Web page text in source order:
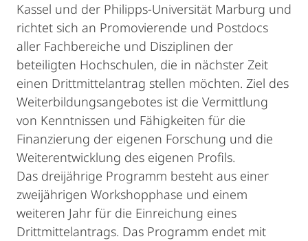
Kassel und der Philipps-Universität Marburg und
richtet sich an Promovierende und Postdocs
aller Fachbereiche und Disziplinen der
beteiligten Hochschulen, die in nächster Zeit
einen Drittmittelantrag stellen möchten. Ziel des
Weiterbildungsangebotes ist die Vermittlung
von Kenntnissen und Fähigkeiten für die
Finanzierung der eigenen Forschung und die
Weiterentwicklung des eigenen Profils.
Das dreijährige Programm besteht aus einer
zweijährigen Workshopphase und einem
weiteren Jahr für die Einreichung eines
Drittmittelantrags. Das Programm endet mit